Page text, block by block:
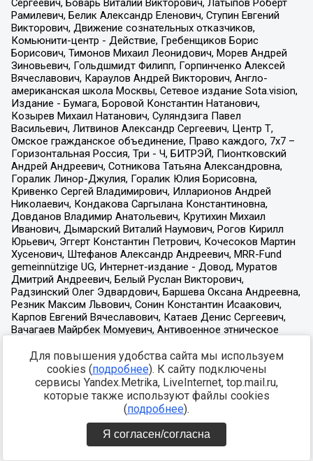
Для повышения удобства сайта мы используем
cookies (подробнее). К сайту подключены
сервисы Yandex.Metrika, LiveInternet, top.mail.ru,
которые также используют файлы cookies
(подробнее).
Я согласен/согласна